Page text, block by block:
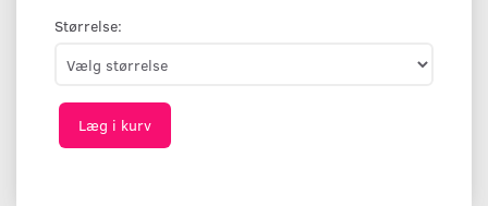
Størrelse:
Læg i kurv